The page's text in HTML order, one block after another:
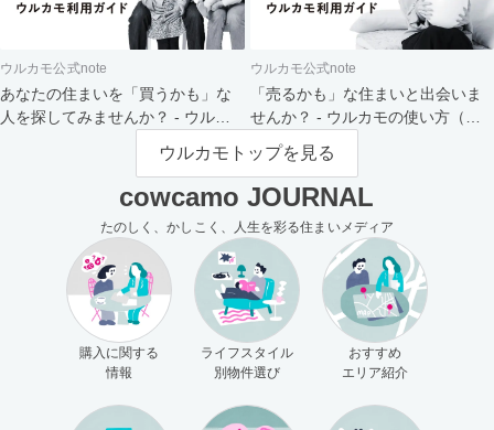
ウルカモ公式note
あなたの住まいを「買うかも」な
人を探してみませんか？ - ウルカ
ウルカモ公式note
「売るかも」な住まいと出会いま
せんか？ - ウルカモの使い方（買
主さま向け）
ウルカモトップを見る
cowcamo JOURNAL
たのしく、かしこく、人生を彩る住まいメディア
購入に関する
情報
ライフスタイル
別物件選び
おすすめ
エリア紹介